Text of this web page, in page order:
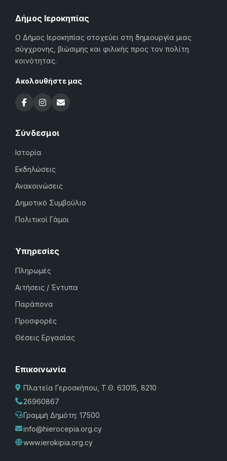
Δήμος Ιεροκηπίας
Ο Δήμος Ιεροκηπίας στοχεύει στη δημιουργία μιας
σύγχρονης, βιώσιμης και φιλικής προς τον πολίτη
κοινότητας.
Ακολουθήστε μας
Σύνδεσμοι
Ιστορία
Εκδηλώσεις
Ανακοινώσεις
Δημοτικό Συμβούλιο
Πολιτικοί Γάμοι
Υπηρεσίες
Πληρωμές
Αιτήσεις / Έντυπα
Παράπονα
Προσφορές
Θέσεις Εργασίας
Επικοινωνία
Πλατεία Γεροσκήπου, Τ.Θ. 63015, 8210
26960867
Γραμμή Δημότη: 17500
info@hierocepia.org.cy
www.ierokipia.org.cy